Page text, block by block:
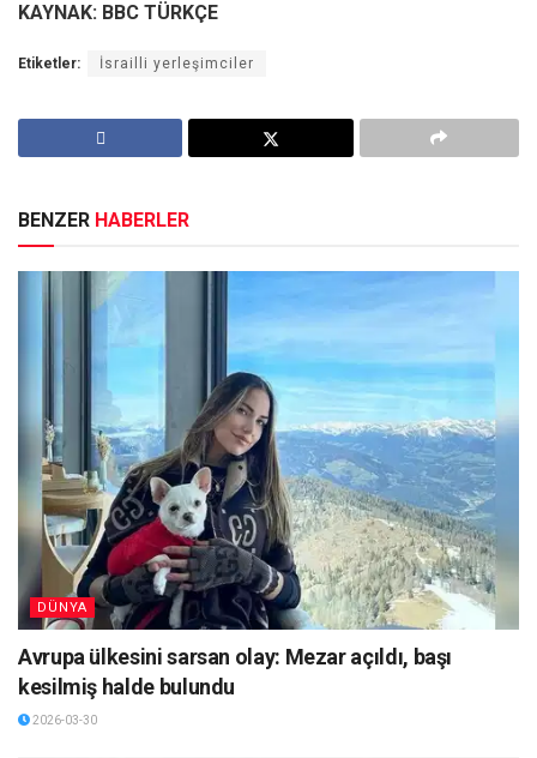
KAYNAK: BBC TÜRKÇE
Etiketler: İsrailli yerleşimciler
BENZER HABERLER
DÜNYA
Avrupa ülkesini sarsan olay: Mezar açıldı, başı
kesilmiş halde bulundu
2026-03-30